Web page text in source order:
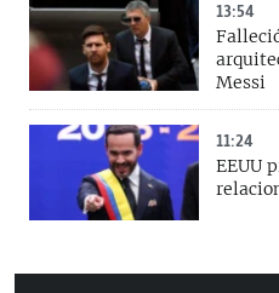
13:54
Messi
11:24
EEUU